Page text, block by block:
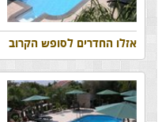
אזלו החדרים לסופש הקרוב